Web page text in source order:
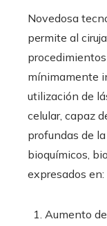
Novedosa
permite al
mínimamente
utilización de
celular, capaz
profundas de
bioquímicos,
expresados en:
Aumento